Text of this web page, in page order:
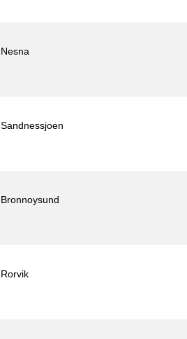
Nesna
Sandnessjoen
Bronnoysund
Rorvik